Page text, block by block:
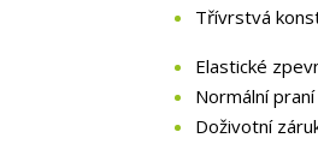
Třívrstvá
Elastické
Normální
Doživotní